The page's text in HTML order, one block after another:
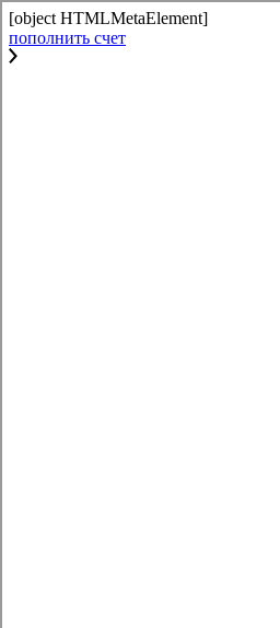
[object HTMLMetaElement]
пополнить счет